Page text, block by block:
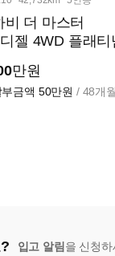
비 더 마스터
젤 4WD 플래티
만원
금액 50만원 / 48개
입고 알림 을 신청